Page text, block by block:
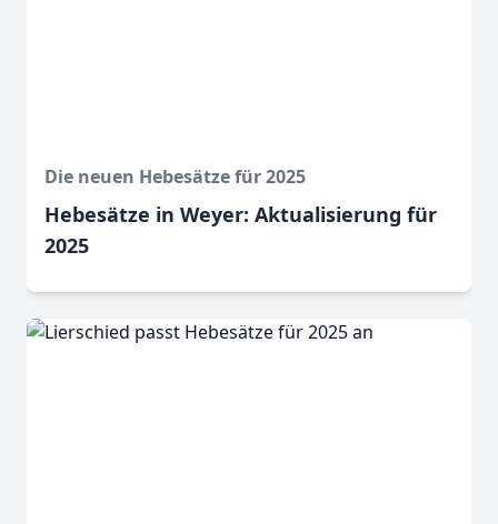
Die neuen Hebesätze für 2025
Hebesätze in Weyer: Aktualisierung für
2025